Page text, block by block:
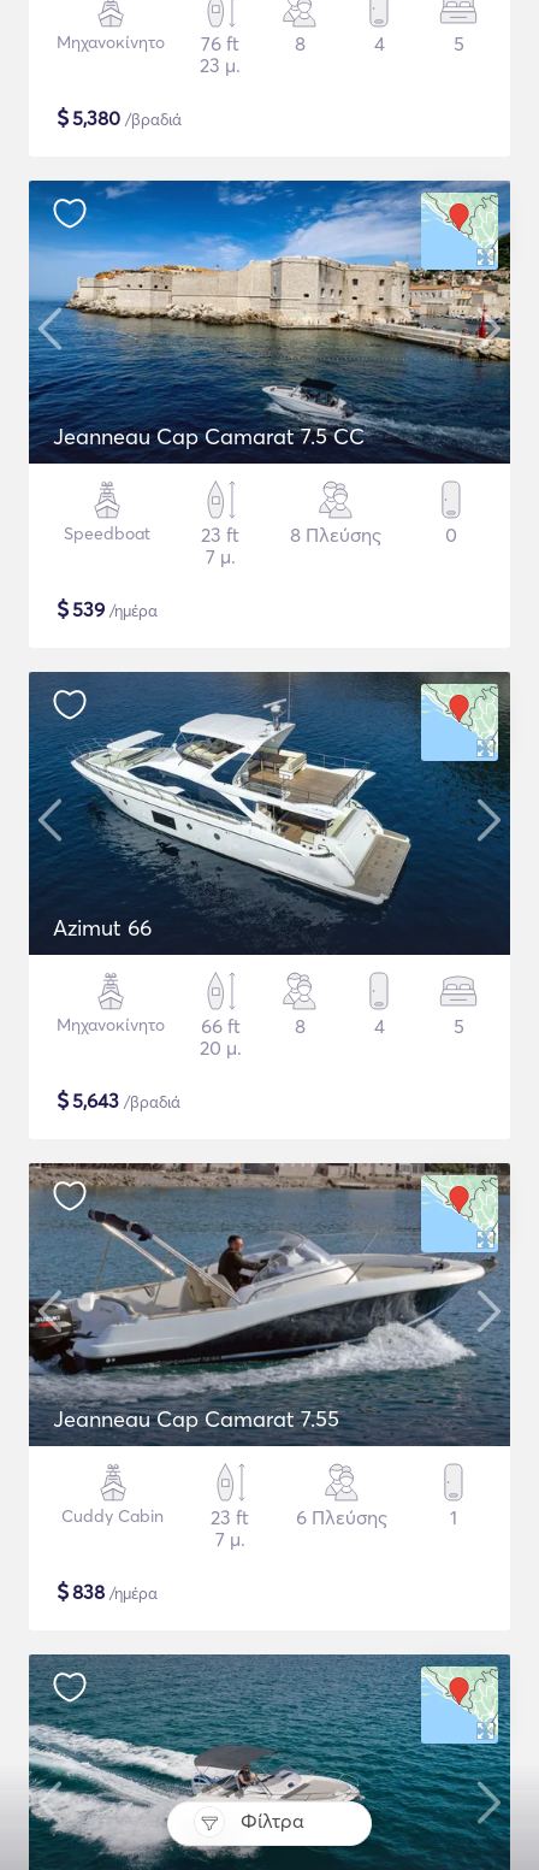
Φίλτρα
Μηχανοκίνητο
76 ft
23 μ.
8 4 5
$5,380 /βραδιά
Jeanneau Cap Camarat 7.5 CC
Speedboat
23 ft
7 μ.
8 Πλεύσης 0
$539 /ημέρα
Azimut 66
Μηχανοκίνητο
66 ft
20 μ.
8 4 5
$5,643 /βραδιά
Jeanneau Cap Camarat 7.55
Cuddy Cabin
23 ft
7 μ.
6 Πλεύσης 1
$838 /ημέρα